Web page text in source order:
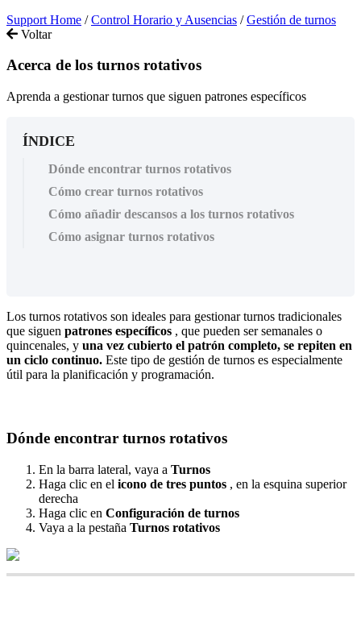
Support Home / Control Horario y Ausencias / Gestión de turnos
Voltar
Acerca de los turnos rotativos
Aprenda a gestionar turnos que siguen patrones específicos
ÍNDICE
Dónde encontrar turnos rotativos
Cómo crear turnos rotativos
Cómo añadir descansos a los turnos rotativos
Cómo asignar turnos rotativos
Los turnos rotativos son ideales para gestionar turnos tradicionales
que siguen patrones específicos , que pueden ser semanales o
quincenales, y una vez cubierto el patrón completo, se repiten en
un ciclo continuo. Este tipo de gestión de turnos es especialmente
útil para la planificación y programación.
Dónde encontrar turnos rotativos
En la barra lateral, vaya a Turnos
Haga clic en el icono de tres puntos , en la esquina superior
derecha
Haga clic en Configuración de turnos
Vaya a la pestaña Turnos rotativos